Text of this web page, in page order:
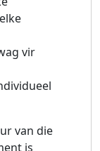
vir
van die
is